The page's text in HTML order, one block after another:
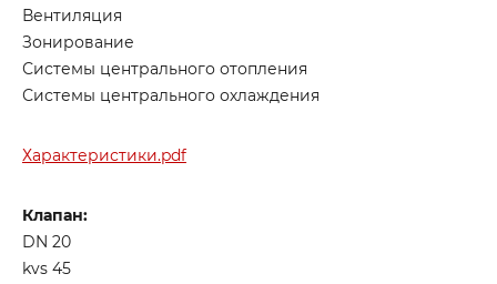
Вентиляция
Зонирование
Системы центрального отопления
Системы центрального охлаждения
Характеристики.pdf
Клапан:
DN 20
kvs 45